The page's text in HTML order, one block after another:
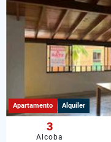
Apartamento Alquiler
3
Alcoba